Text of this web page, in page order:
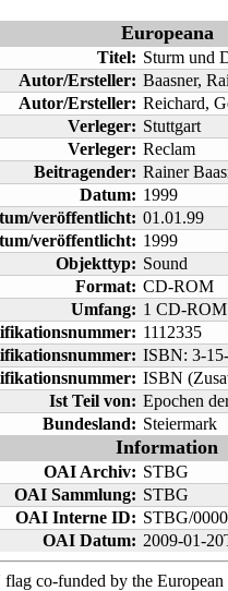
Europeana
Titel: Sturm und
Autor/Ersteller: Baasner,
Autor/Ersteller: Reichard,
Verleger: Stuttgart
Verleger: Reclam
Beitragender: Rainer
Datum: 1999
veröffentlicht: 01.01.99
veröffentlicht: 1999
Objekttyp: Sound
Format: CD-ROM
Umfang: 1 CD-ROM
1112335
ISBN: 3-
ISBN
Ist Teil von: Epochen
Bundesland: Steiermark
Information
OAI Archiv: STBG
OAI Sammlung: STBG
OAI Interne ID: STBG/
OAI Datum: 2009-01-
co-funded by the European